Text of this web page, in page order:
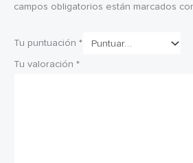
campos obligatorios están marcados
Tu puntuación *
Tu valoración *